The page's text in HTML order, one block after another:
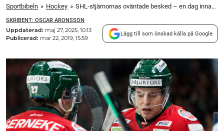
Sportbibeln » Hockey » SHL-stjärnornas oväntade besked – en dag innan heta rivalmötet
SKRIBENT: OSCAR ARONSSON
Uppdaterad: maj 27, 2025, 10:13
Publicerad: mar 22, 2019, 15:59
Lägg till som önskad källa på Google